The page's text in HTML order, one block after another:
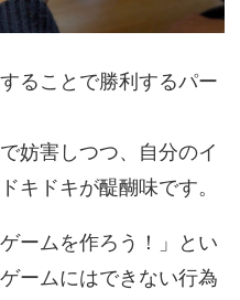
ることで勝利するパー
妨害しつつ、自分のイ
キドキが醍醐味です。
ームを作ろう！」とい
ームにはできない行為